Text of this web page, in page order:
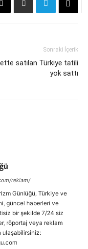
Sonraki İçerik
satılan Türkiye tatili
yok sattı
reklam/
Günlüğü, Türkiye ve
güncel haberleri ve
bir şekilde 7/24 siz
röportaj veya reklam
ulaşabilirsiniz: